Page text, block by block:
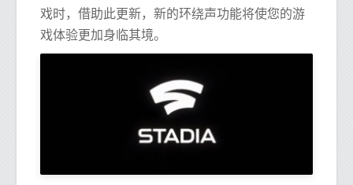
戏时，借助此更新，新的环绕声功能将使您的游
戏体验更加身临其境。